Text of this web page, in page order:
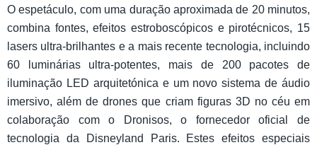
O espetáculo, com uma duração aproximada de 20 minutos,
combina fontes, efeitos estroboscópicos e pirotécnicos, 15
lasers ultra-brilhantes e a mais recente tecnologia, incluindo
60 luminárias ultra-potentes, mais de 200 pacotes de
iluminação LED arquitetónica e um novo sistema de áudio
imersivo, além de drones que criam figuras 3D no céu em
colaboração com o Dronisos, o fornecedor oficial de
tecnologia da Disneyland Paris. Estes efeitos especiais